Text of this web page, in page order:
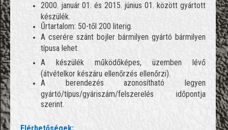
2000. január 01. és 2015. június 01. között gyártott
készülék.
Űrtartalom: 50-től 200 literig.
A cserére szánt bojler bármilyen gyártó bármilyen
típusa lehet.
A készülék működőképes, üzemben lévő
(átvételkor készáru ellenőrzés ellenőrzi).
A berendezés azonosítható legyen
gyártó/típus/gyáriszám/felszerelés időpontja
szerint.